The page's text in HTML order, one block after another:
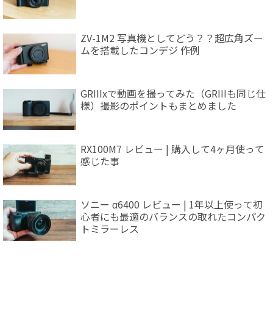
ZV-1M2 写真機としてどう？？超広角ズー
ムを搭載したコンデジ 作例
GRIIIxで動画を撮ってみた（GRIIIも同じ仕
様）撮影のポイントもまとめました
RX100M7 レビュー | 購入して4ヶ月使って
感じた事
ソニー α6400 レビュー | 1年以上使って初
心者にも最適のバランスの取れたコンパク
トミラーレス